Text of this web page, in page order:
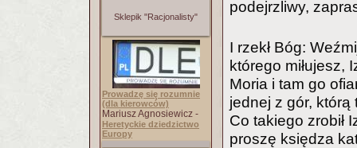
Sklepik "Racjonalisty"
Prowadzę się rozumnie
(dla kierowców)
Mariusz Agnosiewicz -
Heretyckie dziedzictwo
Europy
podejrzliwy,
I rzekł Bóg:
którego miłujesz,
Moria i tam go
jednej z gór, którą
Co takiego zrobił
proszę księdza